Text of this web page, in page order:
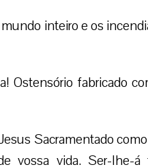
inteiro e os
Ostensório fabricado
Sacramentado
vossa vida. Ser-lhe-á